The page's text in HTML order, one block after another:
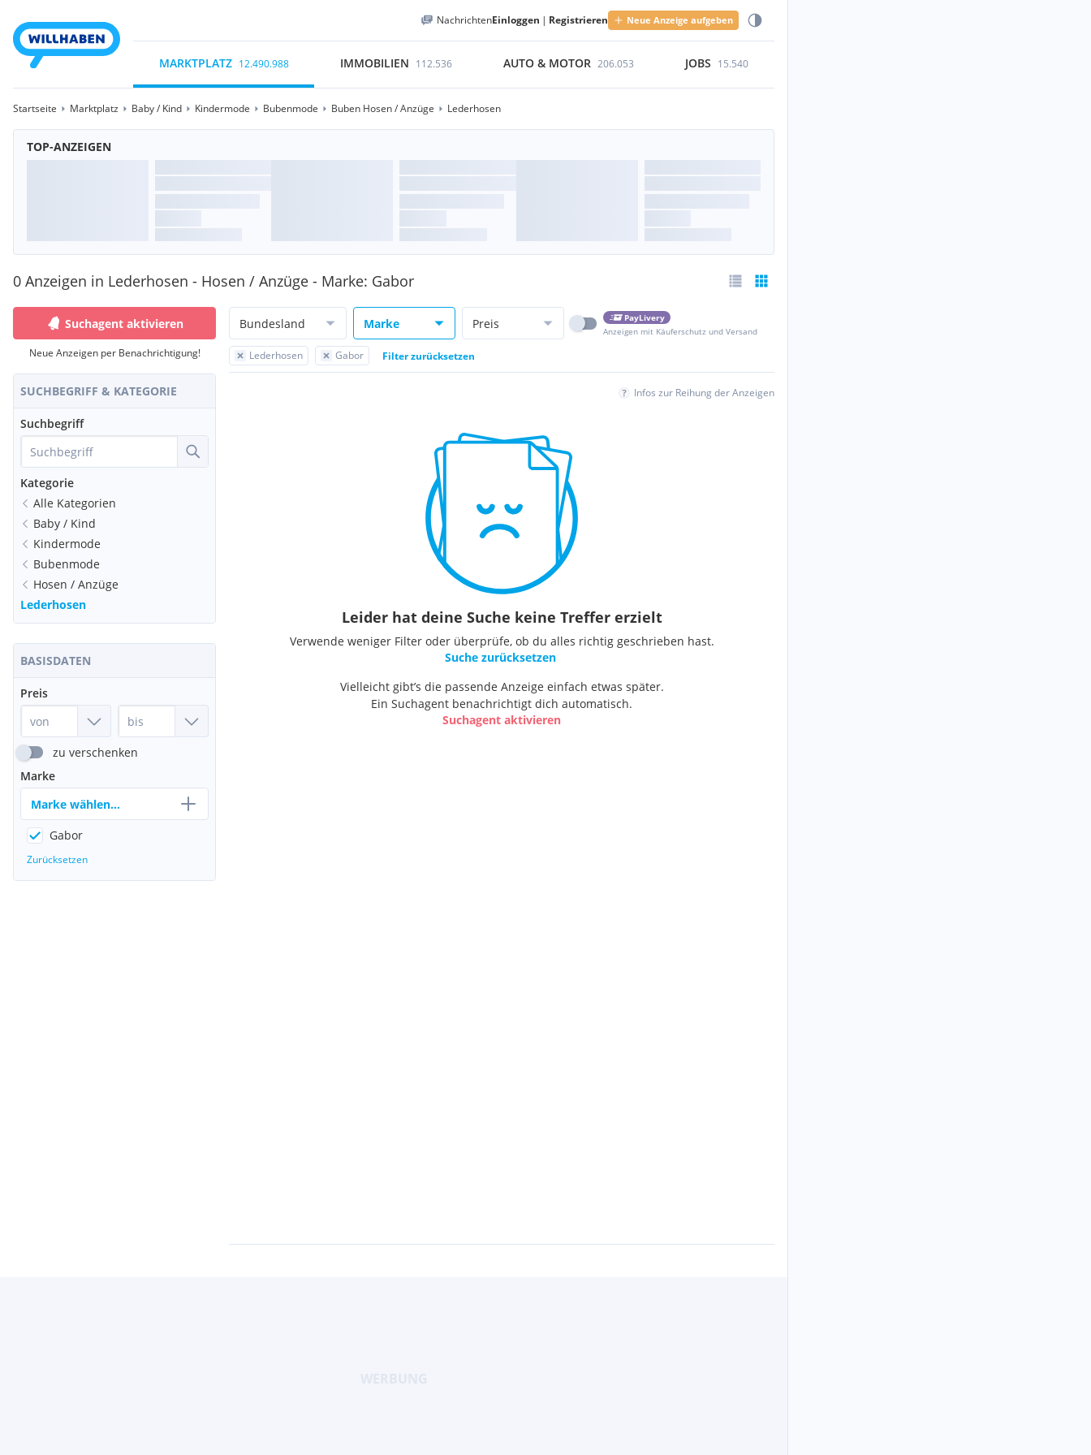
NachrichtenEinloggen | Registrieren Neue Anzeige aufgeben
MARKTPLATZ 12.490.988 IMMOBILIEN 112.536 AUTO & MOTOR 206.053 JOBS 15.540
Startseite Marktplatz Baby / Kind Kindermode Bubenmode Buben Hosen / Anzüge Lederhosen
TOP-ANZEIGEN
0 Anzeigen in Lederhosen - Hosen / Anzüge - Marke: Gabor
Suchagent aktivieren
Neue Anzeigen per Benachrichtigung!
SUCHBEGRIFF & KATEGORIE
Suchbegriff
Kategorie
Alle Kategorien
Baby / Kind
Kindermode
Bubenmode
Hosen / Anzüge
Lederhosen
BASISDATEN
Preis
zu verschenken
Marke
Marke wählen...
Gabor
Zurücksetzen
Bundesland Marke Preis
PayLivery
Anzeigen mit Käuferschutz und Versand
Lederhosen Gabor Filter zurücksetzen
Infos zur Reihung der Anzeigen
Leider hat deine Suche keine Treffer erzielt
Verwende weniger Filter oder überprüfe, ob du alles richtig geschrieben hast.
Suche zurücksetzen
Vielleicht gibt’s die passende Anzeige einfach etwas später.
Ein Suchagent benachrichtigt dich automatisch.
Suchagent aktivieren